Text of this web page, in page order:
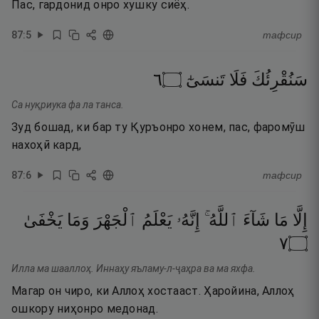
Пас, гардонид онро хушку сиёҳ.
87:5 тафсир
سَنُقْرِئُكَ فَلَا تَنسَىٰٓ ۝٦
Са нуқриука фа ла танса.
Зуд бошад, ки бар ту Қуръонро хонем, пас, фаромӯш
нахоҳӣ кард,
87:6 тафсир
إِلَّا مَا شَآءَ ٱللَّهُ ۚ إِنَّهُۥ يَعْلَمُ ٱلْجَهْرَ وَمَا يَخْفَىٰ
۝٧
Илла ма шааллоҳ. Иннаҳу яъламу-л-ҷаҳра ва ма яхфа.
Магар он чиро, ки Аллоҳ хостааст. Ҳаройина, Аллоҳ
ошкору ниҳонро медонад.